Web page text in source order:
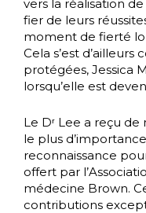
vers la réalisation
fier de leurs
moment de fierté
Cela s’est d’ailleurs
protégées, Jessica
lorsqu’elle est
Le Dʳ Lee a reçu
le plus
reconnaissance
offert par
médecine Brown.
contributions